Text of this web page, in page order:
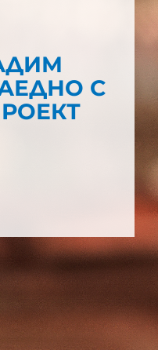
С